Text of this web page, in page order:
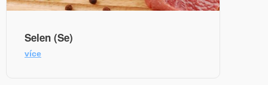
Selen (Se)
více